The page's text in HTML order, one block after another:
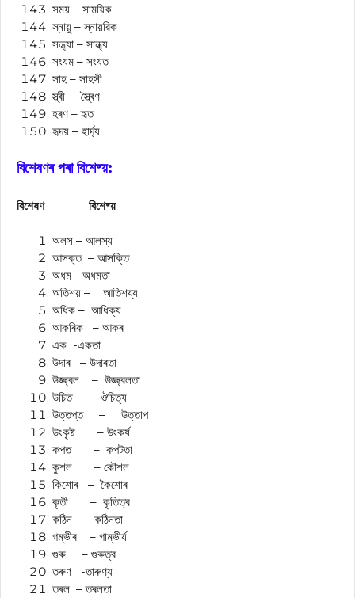
সময় – সাময়িক
স্নায়ু – স্নায়ৱিক
সন্ধ্যা – সান্ধ্য
সংযম – সংযত
সাহ – সাহসী
স্ত্ৰী – স্ত্ৰৈণ
হৰণ – হৃত
হৃদয় – হাৰ্দ্য
বিশেষণৰ পৰা বিশেষ্য়:
বিশেষণ বিশেষ্য়
অলস – আলস্য
আসক্ত – আসক্তি
অধম -অধমতা
অতিশয় – আতিশয্য
অধিক – আধিক্য
আকৰিক – আকৰ
এক -একতা
উদাৰ – উদাৰতা
উজ্জ্বল – উজ্জ্বলতা
উচিত – ঔচিত্য
উত্তপ্ত – উত্তাপ
উংকৃষ্ট – উংকৰ্ষ
কপত – কপটতা
কুশল – কৌশল
কিশোৰ – কৈশোৰ
কৃতী – কৃতিত্ব
কঠিন – কঠিনতা
গম্ভীৰ – গাম্ভীৰ্য
গুৰু – গুৰুত্ব
তৰুণ -তাৰুণ্য
তৰল – তৰলতা